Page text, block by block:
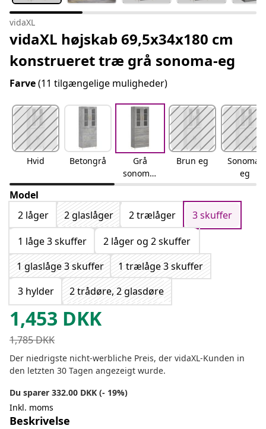
vidaXL
vidaXL højskab 69,5x34x180 cm
konstrueret træ grå sonoma-eg
Farve(11 tilgængelige muligheder)
Hvid Betongrå
Grå
sonoma-
eg
Brun eg
Sonoma-
eg
Model
2 låger
2 glaslåger 2 trælåger
3 skuffer
1 låge 3 skuffer
2 låger og 2 skuffer
1 glaslåge 3 skuffer
1 trælåge 3 skuffer
3 hylder
2 trådøre, 2 glasdøre
1,453 DKK
1,785DKK
Der niedrigste nicht-werbliche Preis, der vidaXL-Kunden in
den letzten 30 Tagen angezeigt wurde.
Du sparer 332.00 DKK (- 19%)
Inkl. moms
Beskrivelse